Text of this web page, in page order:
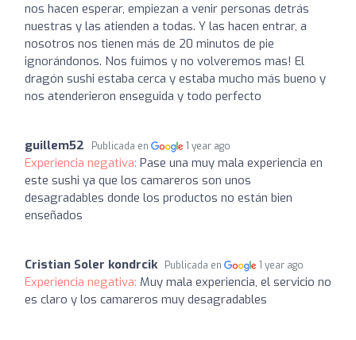
nos hacen esperar, empiezan a venir personas detrás
nuestras y las atienden a todas. Y las hacen entrar, a
nosotros nos tienen más de 20 minutos de pie
ignorándonos. Nos fuimos y no volveremos mas! El
dragón sushi estaba cerca y estaba mucho más bueno y
nos atenderieron enseguida y todo perfecto
guillem52 Publicada en 1 year ago
Experiencia negativa: Pase una muy mala experiencia en
este sushi ya que los camareros son unos
desagradables donde los productos no están bien
enseñados
Cristian Soler kondrcik Publicada en 1 year ago
Experiencia negativa: Muy mala experiencia, el servicio no
es claro y los camareros muy desagradables